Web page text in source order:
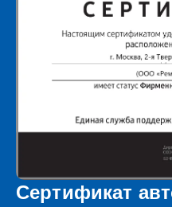
Сертификат